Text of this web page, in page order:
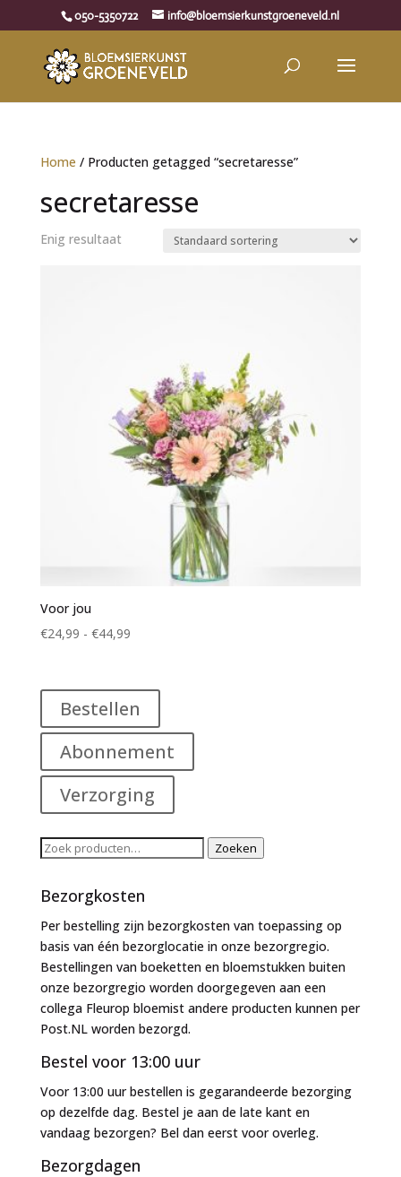
050-5350722 info@bloemsierkunstgroeneveld.nl
Home / Producten getagged “secretaresse”
secretaresse
Enig resultaat
Voor jou
€24,99 - €44,99Prijsklasse:
€44,99
Bestellen
Abonnement
Verzorging
Zoeken
Zoeken
Bezorgkosten
Per bestelling zijn bezorgkosten van toepassing op
basis van één bezorglocatie in onze bezorgregio.
Bestellingen van boeketten en bloemstukken buiten
onze bezorgregio worden doorgegeven aan een
collega Fleurop bloemist andere producten kunnen per
Post.NL worden bezorgd.
Bestel voor 13:00 uur
Voor 13:00 uur bestellen is gegarandeerde bezorging
op dezelfde dag. Bestel je aan de late kant en
vandaag bezorgen? Bel dan eerst voor overleg.
Bezorgdagen